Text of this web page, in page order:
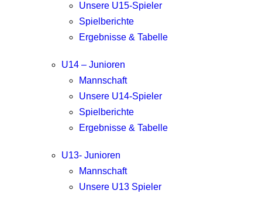
Unsere U15-Spieler
Spielberichte
Ergebnisse & Tabelle
U14 – Junioren
Mannschaft
Unsere U14-Spieler
Spielberichte
Ergebnisse & Tabelle
U13- Junioren
Mannschaft
Unsere U13 Spieler